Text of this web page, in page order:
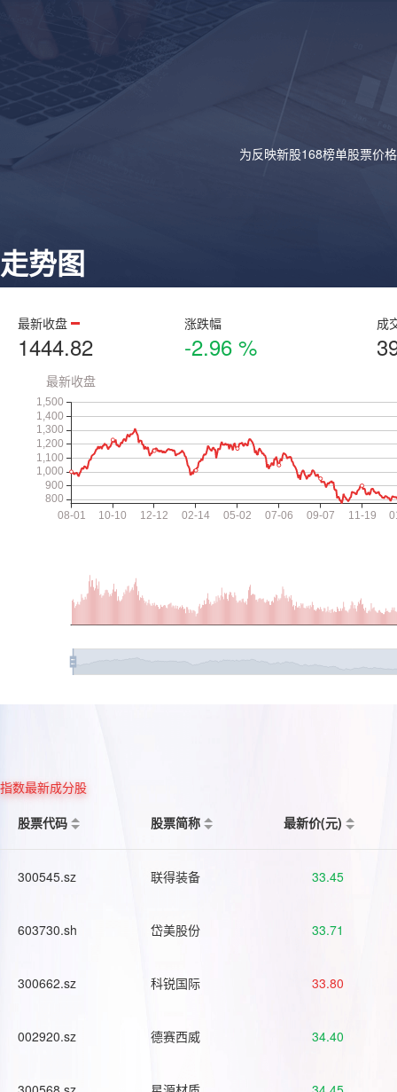
为反映新股168榜单股票价
走势图
最新收盘
1444.82
涨跌幅
-2.96 %
成
指数最新成分股
股票代码
股票简称 最新价(元)
300545.sz 联得装备 33.45
603730.sh 岱美股份 33.71
300662.sz 科锐国际 33.80
002920.sz 德赛西威 34.40